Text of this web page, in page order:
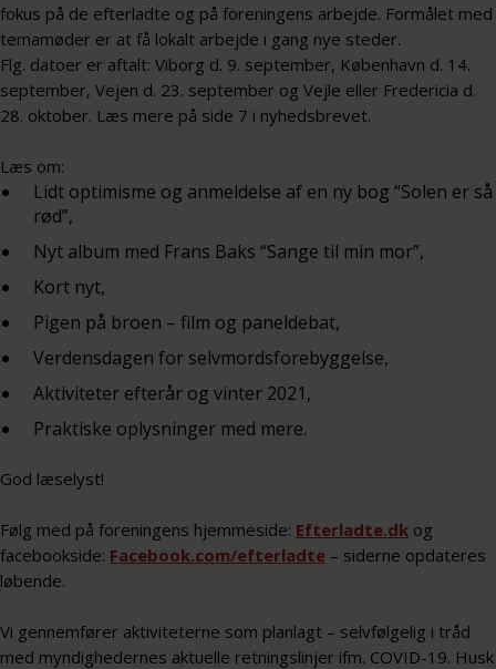
fokus på de efterladte og på foreningens arbejde. Formålet med
temamøder er at få lokalt arbejde i gang nye steder.
Flg. datoer er aftalt: Viborg d. 9. september, København d. 14.
september, Vejen d. 23. september og Vejle eller Fredericia d.
28. oktober. Læs mere på side 7 i nyhedsbrevet.
Læs om:
Lidt optimisme og anmeldelse af en ny bog “Solen er så
rød”,
Nyt album med Frans Baks “Sange til min mor”,
Kort nyt,
Pigen på broen – film og paneldebat,
Verdensdagen for selvmordsforebyggelse,
Aktiviteter efterår og vinter 2021,
Praktiske oplysninger med mere.
God læselyst!
Følg med på foreningens hjemmeside: Efterladte.dk og
facebookside: Facebook.com/efterladte – siderne opdateres
løbende.
Vi gennemfører aktiviteterne som planlagt – selvfølgelig i tråd
med myndighedernes aktuelle retningslinjer ifm. COVID-19. Husk